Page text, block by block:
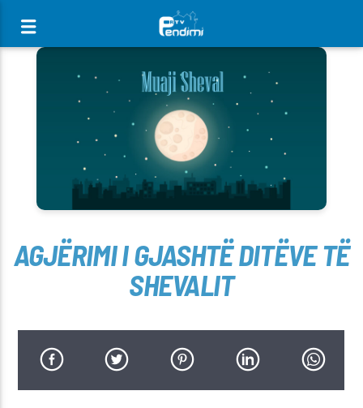
[There are no radio stations in the database]
AGJËRIMI I GJASHTË DITËVE TË
SHEVALIT